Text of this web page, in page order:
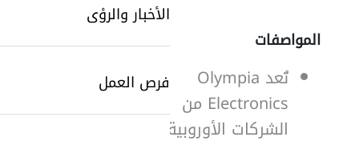
الأخبار والرؤى
فرص العمل
SearchButtonText
المواصفات
تُعد Olympia
Electronics من
الشركات الأوروبية